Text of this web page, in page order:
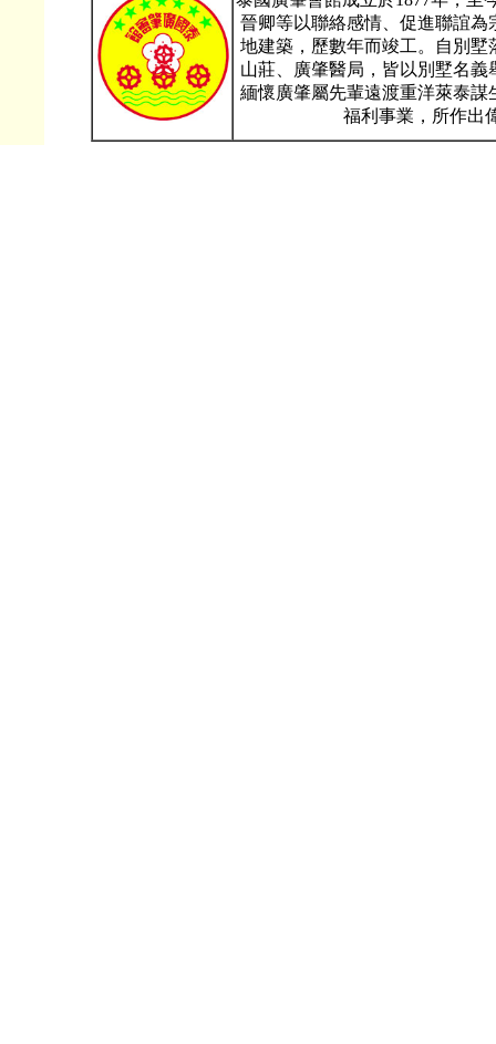
晉卿等以聯絡感情、促進聯誼
地建築，歷數年而竣工。自別
山莊、廣肇醫局，皆以別墅名
緬懷廣肇屬先輩遠渡重洋萊泰
福利事業，所作出